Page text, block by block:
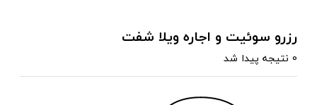
رزرو سوئیت و اجاره ویلا شفت
0 نتیجه پیدا شد